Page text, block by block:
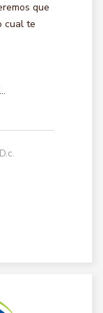
que
cual te